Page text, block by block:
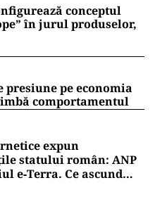
conceptul
în jurul produselor,
presiune pe economia
comportamentul
expun
statului român: ANP
e‑Terra. Ce ascund